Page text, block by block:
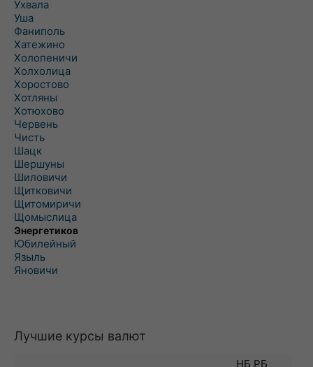
Ухвала
Уша
Фаниполь
Хатежино
Холопеничи
Холхолица
Хоростово
Хотляны
Хотюхово
Червень
Чисть
Шацк
Шершуны
Шиловичи
Щитковичи
Щитомиричи
Щомыслица
Энергетиков
Юбилейный
Языль
Яновичи
Лучшие курсы валют
НБ РБ